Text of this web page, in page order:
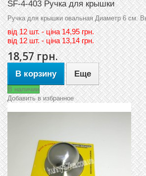
SF-4-403 Ручка для крышки
Ручка для крышки овальная Диаметр 6 см.
вiд12 шт. - цiна 14,95 грн.
вiд12 шт. - цiна 13,14 грн.
18,57 грн.
В корзину Еще
В наличии
Добавить в избранное